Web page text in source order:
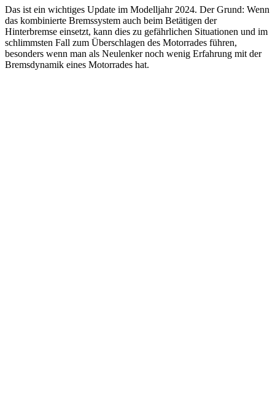
Das ist ein wichtiges Update im Modelljahr 2024. Der Grund: Wenn
das kombinierte Bremssystem auch beim Betätigen der
Hinterbremse einsetzt, kann dies zu gefährlichen Situationen und im
schlimmsten Fall zum Überschlagen des Motorrades führen,
besonders wenn man als Neulenker noch wenig Erfahrung mit der
Bremsdynamik eines Motorrades hat.